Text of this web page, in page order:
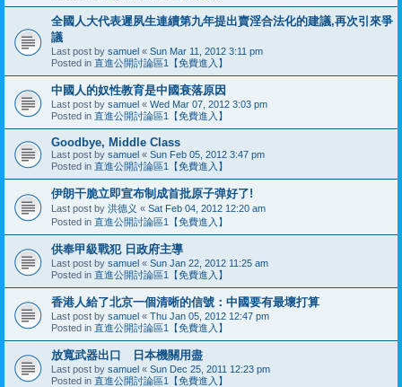
全國人大代表遲夙生連續第九年提出賣淫合法化的建議,再次引來爭
議
Last post by samuel « Sun Mar 11, 2012 3:11 pm
Posted in 直進公開討論區1【免費進入】
中國人的奴性教育是中國衰落原因
Last post by samuel « Wed Mar 07, 2012 3:03 pm
Posted in 直進公開討論區1【免費進入】
Goodbye, Middle Class
Last post by samuel « Sun Feb 05, 2012 3:47 pm
Posted in 直進公開討論區1【免費進入】
伊朗干脆立即宣布制成首批原子弹好了!
Last post by 洪德义 « Sat Feb 04, 2012 12:20 am
Posted in 直進公開討論區1【免費進入】
供奉甲級戰犯 日政府主導
Last post by samuel « Sun Jan 22, 2012 11:25 am
Posted in 直進公開討論區1【免費進入】
香港人給了北京一個清晰的信號：中國要有最壞打算
Last post by samuel « Thu Jan 05, 2012 12:47 pm
Posted in 直進公開討論區1【免費進入】
放寬武器出口 日本機關用盡
Last post by samuel « Sun Dec 25, 2011 12:23 pm
Posted in 直進公開討論區1【免費進入】